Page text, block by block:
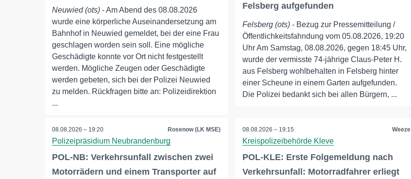
Neuwied (ots) - Am Abend des 08.08.2026
wurde eine körperliche Auseinandersetzung am
Bahnhof in Neuwied gemeldet, bei der eine Frau
geschlagen worden sein soll. Eine mögliche
Geschädigte konnte vor Ort nicht festgestellt
werden. Mögliche Zeugen oder Geschädigte
werden gebeten, sich bei der Polizei Neuwied
zu melden. Rückfragen bitte an: Polizeidirektion
...
Felsberg aufgefunden
Felsberg (ots)- Bezug zur Pressemitteilung /
Öffentlichkeitsfahndung vom 05.08.2026, 19:20
Uhr Am Samstag, 08.08.2026, gegen 18:45 Uhr,
wurde der vermisste 74-jährige Claus-Peter H.
aus Felsberg wohlbehalten in Felsberg hinter
einer Scheune in einem Garten aufgefunden.
Die Polizei bedankt sich bei allen Bürgern, ...
08.08.2026 – 19:20 Rosenow (LK MSE)
Polizeipräsidium Neubrandenburg
POL-NB: Verkehrsunfall zwischen zwei
Motorrädern und einem Transporter auf
08.08.2026 – 19:15 Weeze
Kreispolizeibehörde Kleve
POL-KLE: Erste Folgemeldung nach
Verkehrsunfall: Motorradfahrer erliegt